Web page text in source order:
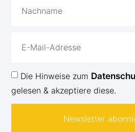
Die Hinweise zum
gelesen & akzeptiere diese.
Newsletter